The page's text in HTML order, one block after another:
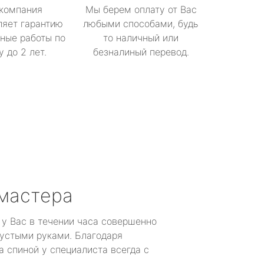
гарантию
работы по
до 2 лет.
Мы берем оплату от Вас
любыми способами, будь
то наличный или
безналиный перевод.
Вас в течении часа совершенно
руками. Благодаря
у специалиста всегда с